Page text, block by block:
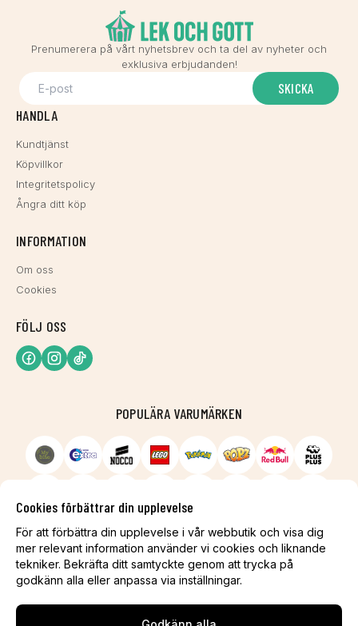
Cookies förbättrar din upplevelse
För att förbättra din upplevelse i vår webbutik och visa dig
mer relevant information använder vi cookies och liknande
tekniker. Bekräfta ditt samtyckte genom att trycka på
godkänn alla eller anpassa via inställningar.
Prenumerera på vårt nyhetsbrev och ta del av nyheter och
exklusiva erbjudanden!
SKICKA
HANDLA
Kundtjänst
Köpvillkor
Integritetspolicy
Ångra ditt köp
INFORMATION
Om oss
Cookies
FÖLJ OSS
POPULÄRA VARUMÄRKEN